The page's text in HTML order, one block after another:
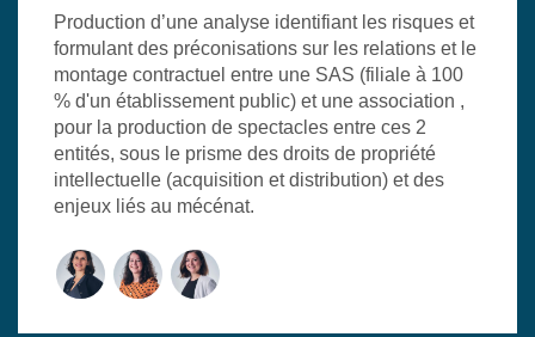
Production d’une analyse identifiant les risques et
formulant des préconisations sur les relations et le
montage contractuel entre une SAS (filiale à 100
% d'un établissement public) et une association ,
pour la production de spectacles entre ces 2
entités, sous le prisme des droits de propriété
intellectuelle (acquisition et distribution) et des
enjeux liés au mécénat.